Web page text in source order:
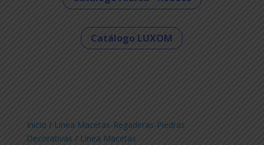
Catálogo LUXOM
Inicio / Linea Macetas-Regaderas-Piedras
Decorativas / Linea Macetas